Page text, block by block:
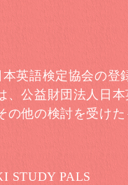
英語検定協会の登
、公益財団法人日本
の他の検討を受けた
STUDY PALS